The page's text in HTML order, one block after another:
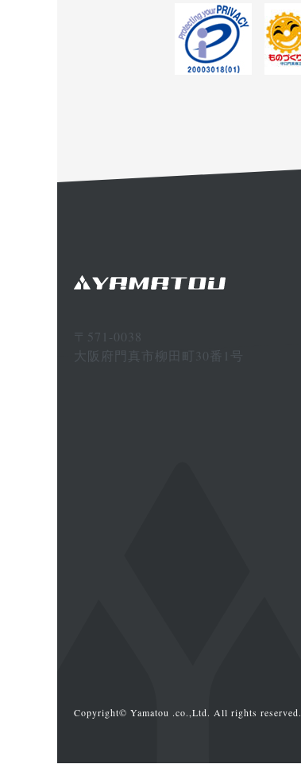
〒571-0038
大阪府門真市柳田町30番1号
Copyright© Yamatou .co.,Ltd. All rights reserved.